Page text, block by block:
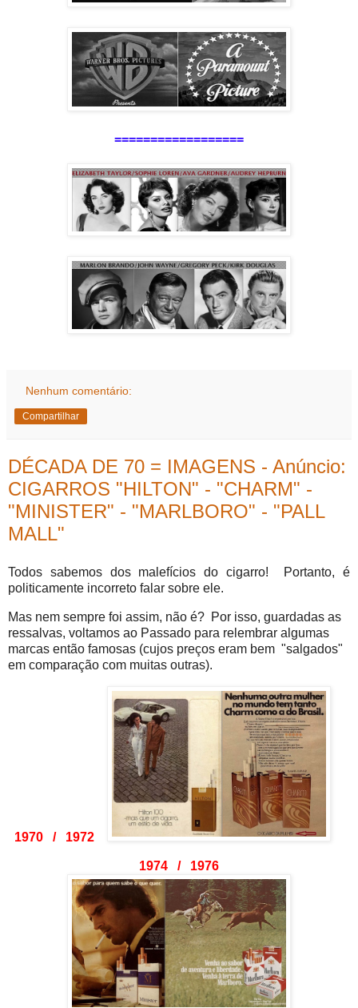
==================
Nenhum comentário:
Compartilhar
DÉCADA DE 70 = IMAGENS - Anúncio:
CIGARROS "HILTON" - "CHARM" -
"MINISTER" - "MARLBORO" - "PALL
MALL"
Todos sabemos dos malefícios do cigarro! Portanto, é
politicamente incorreto falar sobre ele.
Mas nem sempre foi assim, não é? Por isso, guardadas as
ressalvas, voltamos ao Passado para relembrar algumas
marcas então famosas (cujos preços eram bem "salgados"
em comparação com muitas outras).
1970 / 1972
1974 / 1976